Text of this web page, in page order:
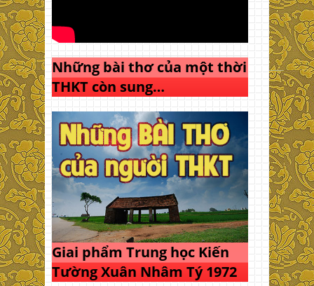
Những bài thơ của một thời
THKT còn sung…
Giai phẩm Trung học Kiến
Tường Xuân Nhâm Tý 1972